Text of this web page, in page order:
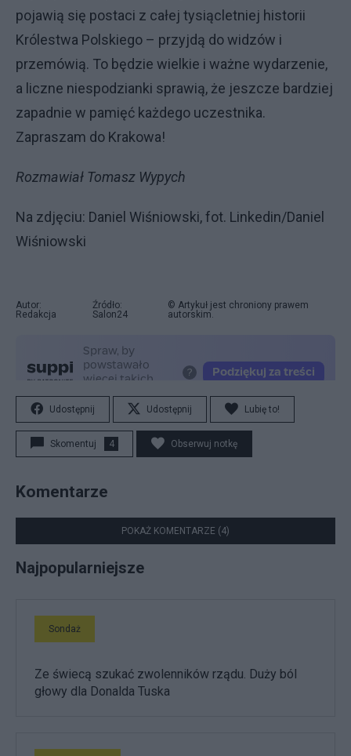
pojawią się postaci z całej tysiącletniej historii
Królestwa Polskiego – przyjdą do widzów i
przemówią. To będzie wielkie i ważne wydarzenie,
a liczne niespodzianki sprawią, że jeszcze bardziej
zapadnie w pamięć każdego uczestnika.
Zapraszam do Krakowa!
Rozmawiał Tomasz Wypych
Na zdjęciu: Daniel Wiśniowski, fot. Linkedin/Daniel
Wiśniowski
Autor:
Redakcja
Źródło:
Salon24
© Artykuł jest chroniony prawem
autorskim.
Udostępnij Udostępnij Lubię to!
Skomentuj 4 Obserwuj notkę
Komentarze
POKAŻ KOMENTARZE (4)
Najpopularniejsze
Sondaż
Ze świecą szukać zwolenników rządu. Duży ból
głowy dla Donalda Tuska